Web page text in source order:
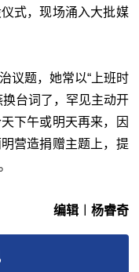
式，现场涌入大批媒
议题，她常以“上班时
台词了，罕见主动开
下午或明天再来，因
营造捐赠主题上，提
编辑︱杨睿奇